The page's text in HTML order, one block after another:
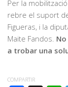
Per la
rebre el suport
Figueras, i la
Maite Fandos.
a trobar una
COMPARTIR